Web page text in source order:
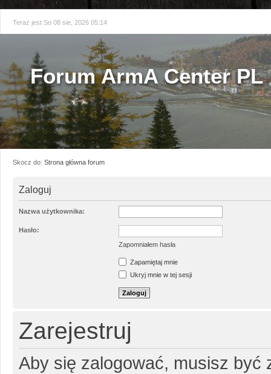
Teraz jest So 08 sie, 2026 05:14
Forum ArmA Center PL
Skocz do: Strona główna forum
Zaloguj
Nazwa użytkownika:
Hasło:
Zapomniałem hasła
Zapamiętaj mnie
Ukryj mnie w tej sesji
Zarejestruj
Aby się zalogować, musisz być